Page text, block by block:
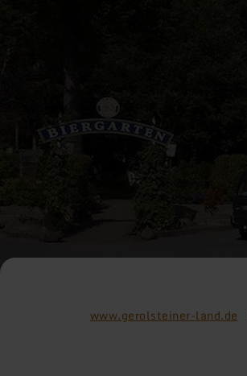
www.gerolsteiner-land.de